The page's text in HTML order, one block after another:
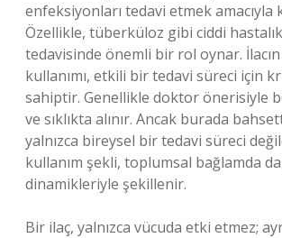
enfeksiyonları tedavi etmek amacıyla
Özellikle, tüberküloz gibi ciddi
tedavisinde önemli bir rol oynar.
kullanımı, etkili bir tedavi süreci için
sahiptir. Genellikle doktor önerisiyle
ve sıklıkta alınır. Ancak burada
yalnızca bireysel bir tedavi süreci
kullanım şekli, toplumsal bağlamda
dinamikleriyle şekillenir.
Bir ilaç, yalnızca vücuda etki etmez;